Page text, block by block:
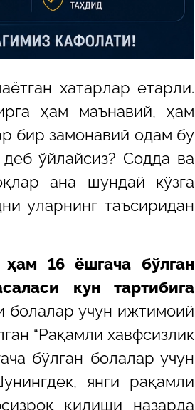
хатарлар етарли.
ҳам маънавий, ҳам
бир замонавий одам бу
ўйлайсиз? Содда ва
ана шундай кўзга
уларнинг таъсиридан
16 ёшгача бўлган
кун тартибига
болалар учун ижтимоий
“Рақамли хавфсизлик
бўлган болалар учун
янги рақамли
қилиши назарда